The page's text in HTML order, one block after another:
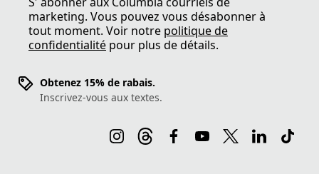
marketing. Vous pouvez vous désabonner à
tout moment. Voir notre politique de
confidentialité pour plus de détails.
Obtenez 15% de rabais.
Inscrivez-vous aux textes.